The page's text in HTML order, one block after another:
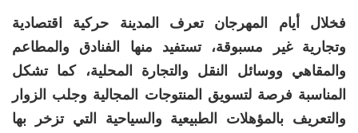
فخلال أيام المهرجان تعرف المدينة حركية اقتصادية
وتجارية غير مسبوقة، تستفيد منها الفنادق والمطاعم
والمقاهي ووسائل النقل والتجارة المحلية، كما تشكل
المناسبة فرصة لتسويق المنتوجات المجالية وجلب الزوار
والتعريف بالمؤهلات الطبيعية والسياحية التي تزخر بها